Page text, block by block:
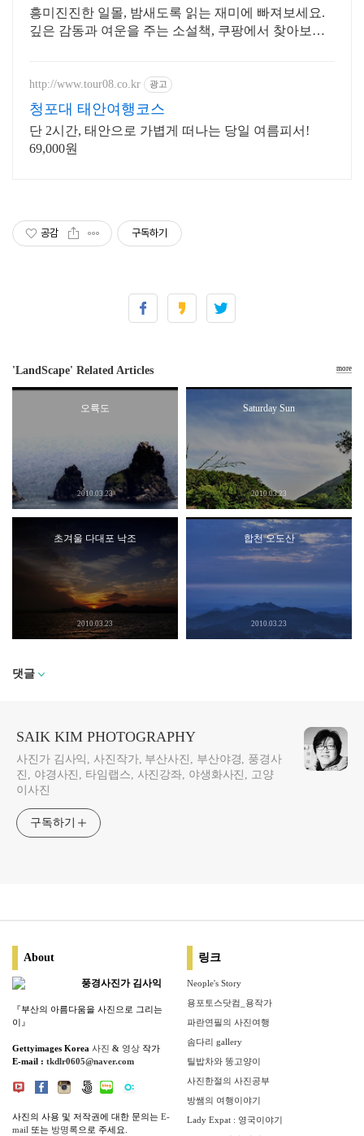
흥미진진한 일몰, 밤새도록 읽는 재미에 빠져보세요.
깊은 감동과 여운을 주는 소설책, 쿠팡에서 찾아보세
http://www.tour08.co.kr 광고
청포대 태안여행코스
단 2시간, 태안으로 가볍게 떠나는 당일 여름피서!
69,000원
공감 구독하기
'LandScape' Related Articles
오륙도
2010.03.23
Saturday Sun
2010.03.23
초겨울 다대포 낙조
2010.03.23
합천 오도산
2010.03.23
more
댓글
SAIK KIM PHOTOGRAPHY
사진가 김사익, 사진작가, 부산사진, 부산야경, 풍경사
진, 야경사진, 타임랩스, 사진강좌, 야생화사진, 고양
이사진
구독하기
About
풍경사진가 김사익
『부산의 아름다움을 사진으로 그리는
이』
Gettyimages Korea 사진 & 영상 작가
E-mail : tkdlr0605@naver.com
사진의 사용 및 저작권에 대한 문의는 E-
mail 또는 방명록으로 주세요.
링크
Neople's Story
용포토스닷컴_용작가
파란연필의 사진여행
솜다리 gallery
틸밥차와 똥고양이
사진한절의 사진공부
방쌤의 여행이야기
Lady Expat : 영국이야기